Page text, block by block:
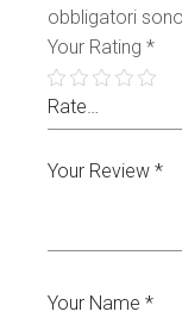
obbligatori
Your Rating*